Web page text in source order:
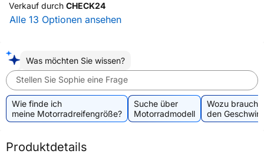
Verkauf durch CHECK24
Alle 13 Optionen ansehen
Was möchten Sie wissen?
Stellen Sie Sophie eine Frage
Wie finde ich
meine Motorradreifengröße?
Suche über
Motorradmodell
Wozu
den
Produktdetails